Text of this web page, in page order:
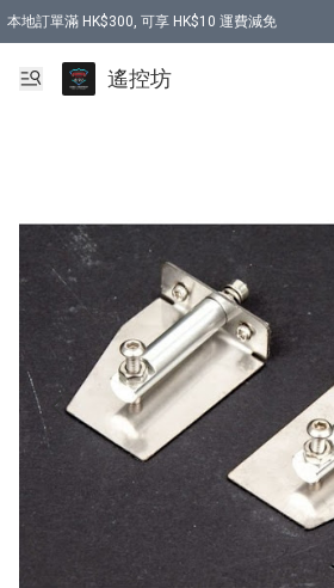
本地訂單滿 HK$300, 可享 HK$10 運費減免
購買 7.6V 6500mah 70C 電池 送 7.6V USB充電器
遙控坊